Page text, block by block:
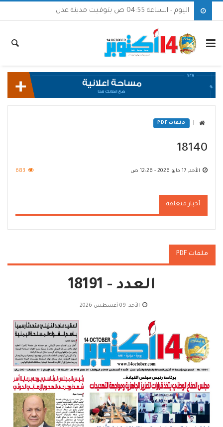
اليوم - الساعة 04:55 ص بتوقيت مدينة عدن
ملفات PDF
18140
الأحد, 17 مايو 2026 - 12:26 ص 683
أخبار متعلقة
ملفات PDF
العدد - 18191
الأحد, 09 أغسطس 2026